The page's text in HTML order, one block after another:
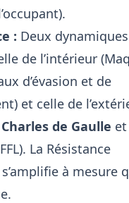
: Deux
de l’intérieur
d’évasion et de
et celle de
Charles de Gaulle
La Résistance
à mesure